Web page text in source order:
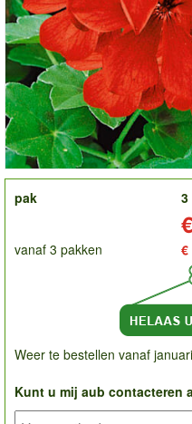
order
pak
3
vanaf 3 pakken €
Weer te bestellen vanaf
Kunt u mij aub contacteren